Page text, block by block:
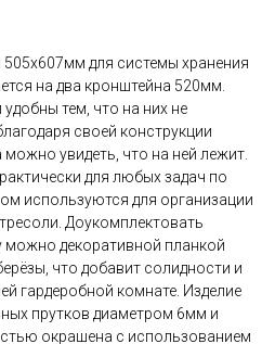
для системы хранения
на два кронштейна 520мм.
тем, что на них не
своей конструкции
можно увидеть, что на ней лежит.
для любых задач по
используются для организации
Доукомплектовать
декоративной планкой
что добавит солидности и
гардеробной комнате. Изделие
прутков диаметром 6мм и
окрашена с использованием